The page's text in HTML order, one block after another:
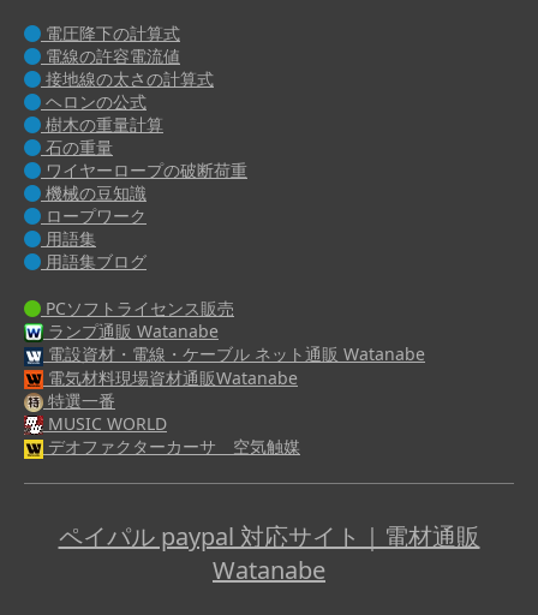
電圧降下の計算式
電線の許容電流値
接地線の太さの計算式
ヘロンの公式
樹木の重量計算
石の重量
ワイヤーロープの破断荷重
機械の豆知識
ロープワーク
用語集
用語集ブログ
PCソフトライセンス販売
ランプ通販 Watanabe
電設資材・電線・ケーブル ネット通販 Watanabe
電気材料現場資材通販Watanabe
特選一番
MUSIC WORLD
デオファクターカーサ 空気触媒
ペイパル paypal 対応サイト｜電材通販
Watanabe